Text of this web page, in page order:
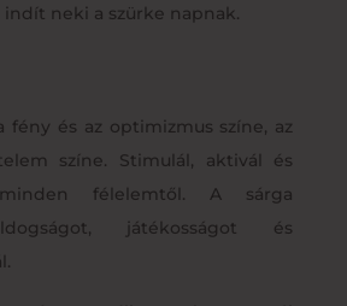
neki a szürke napnak.
fény és az optimizmus színe, az
színe. Stimulál, aktivál és
minden félelemtől. A sárga
játékosságot és